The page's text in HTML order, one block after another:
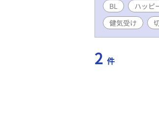
BL ハッピ
健気受け
2 件